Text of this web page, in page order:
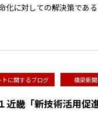
化に対しての解決策で
トに関するブログ 橋梁新
畿「新技術活用促